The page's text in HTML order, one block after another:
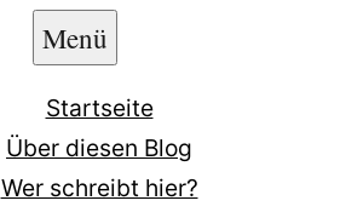
Menü
Startseite
Über diesen Blog
Wer schreibt hier?